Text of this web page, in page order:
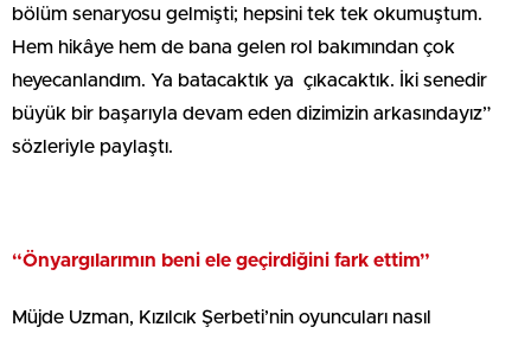
bölüm senaryosu gelmişti; hepsini tek tek okumuştum.
Hem hikâye hem de bana gelen rol bakımından çok
heyecanlandım. Ya batacaktık ya çıkacaktık. İki senedir
büyük bir başarıyla devam eden dizimizin arkasındayız”
sözleriyle paylaştı.
“Önyargılarımın beni ele geçirdiğini fark ettim”
Müjde Uzman, Kızılcık Şerbeti’nin oyuncuları nasıl